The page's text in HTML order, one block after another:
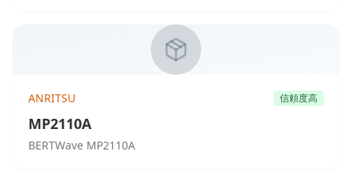
ANRITSU 信頼度高
MP2110A
BERTWave MP2110A